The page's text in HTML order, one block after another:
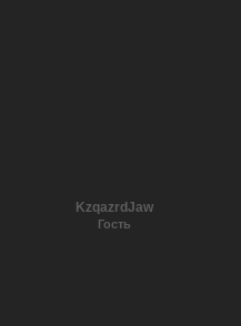
KzqazrdJaw
Гость